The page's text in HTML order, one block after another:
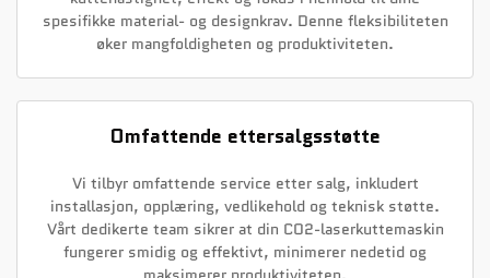
spesifikke material- og designkrav. Denne fleksibiliteten
øker mangfoldigheten og produktiviteten.
Omfattende ettersalgsstøtte
Vi tilbyr omfattende service etter salg, inkludert
installasjon, opplæring, vedlikehold og teknisk støtte.
Vårt dedikerte team sikrer at din CO2-laserkuttemaskin
fungerer smidig og effektivt, minimerer nedetid og